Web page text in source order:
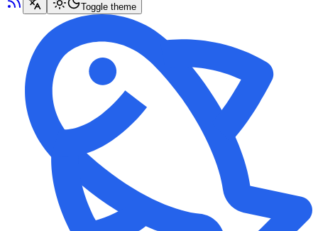
Toggle theme